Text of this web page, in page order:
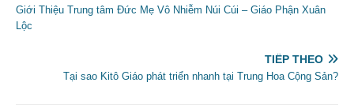
Giới Thiệu Trung tâm Đức Mẹ Vô Nhiễm Núi Cúi – Giáo Phận Xuân
Lộc
TIẾP THEO
Tại sao Kitô Giáo phát triển nhanh tại Trung Hoa Cộng Sản?